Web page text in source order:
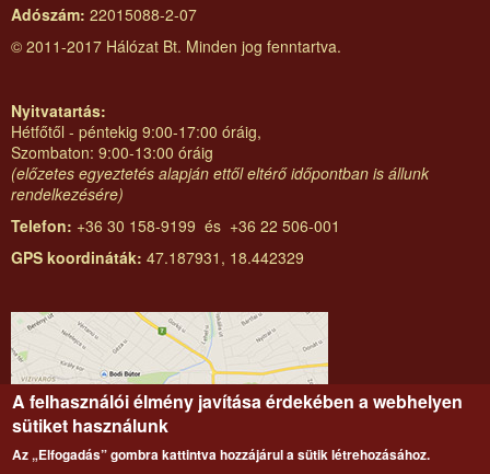
Adószám: 22015088-2-07
© 2011-2017 Hálózat Bt. Minden jog fenntartva.
Nyitvatartás:
Hétfőtől - péntekig 9:00-17:00 óráig,
Szombaton: 9:00-13:00 óráig
(előzetes egyeztetés alapján ettől eltérő időpontban is állunk
rendelkezésére)
Telefon: +36 30 158-9199 és +36 22 506-001
GPS koordináták: 47.187931, 18.442329
A felhasználói élmény javítása érdekében a webhelyen
sütiket használunk
Az „Elfogadás” gombra kattintva hozzájárul a sütik létrehozásához.